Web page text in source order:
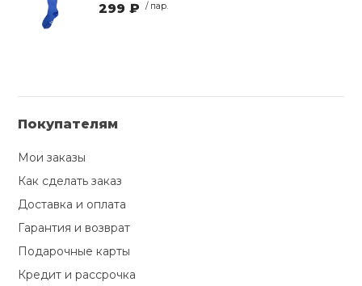
299 ₽ / пар.
Покупателям
Мои заказы
Как сделать заказ
Доставка и оплата
Гарантия и возврат
Подарочные карты
Кредит и рассрочка